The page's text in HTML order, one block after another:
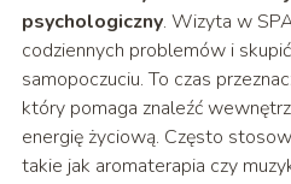
psychologiczny. Wizyta w
codziennych problemów i
samopoczuciu. To czas
który pomaga znaleźć
energię życiową. Często
takie jak aromaterapia czy